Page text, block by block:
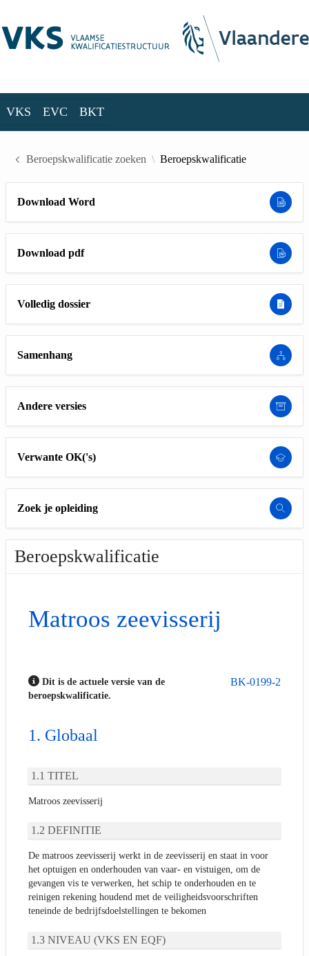
VKS EVC BKT
Beroepskwalificatie zoeken Beroepskwalificatie
Download Word
Download pdf
Volledig dossier
Samenhang
Andere versies
Verwante OK('s)
Zoek je opleiding
Beroepskwalificatie
Matroos zeevisserij
BK-0199-2
Dit is de actuele versie van de
beroepskwalificatie.
Globaal
TITEL
Matroos zeevisserij
DEFINITIE
De matroos zeevisserij werkt in de zeevisserij en staat in voor
het optuigen en onderhouden van vaar- en vistuigen, om de
gevangen vis te verwerken, het schip te onderhouden en te
reinigen rekening houdend met de veiligheidsvoorschriften
teneinde de bedrijfsdoelstellingen te bekomen
NIVEAU (VKS EN EQF)